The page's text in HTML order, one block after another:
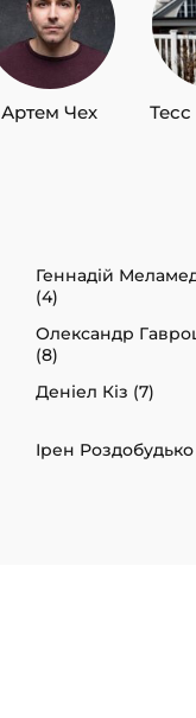
Артем Чех Тесс
Геннадій
(4)
Олександр
(8)
Деніел Кіз (7)
Ірен Роздобудько